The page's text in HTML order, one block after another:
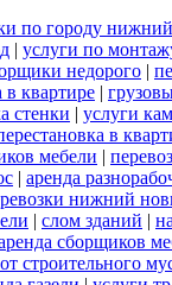
по городу
| услуги по
недорого |
в квартире |
стенки | услуги
в
мебели |
| аренда
нижний
| слом зданий |
сборщиков
строительного